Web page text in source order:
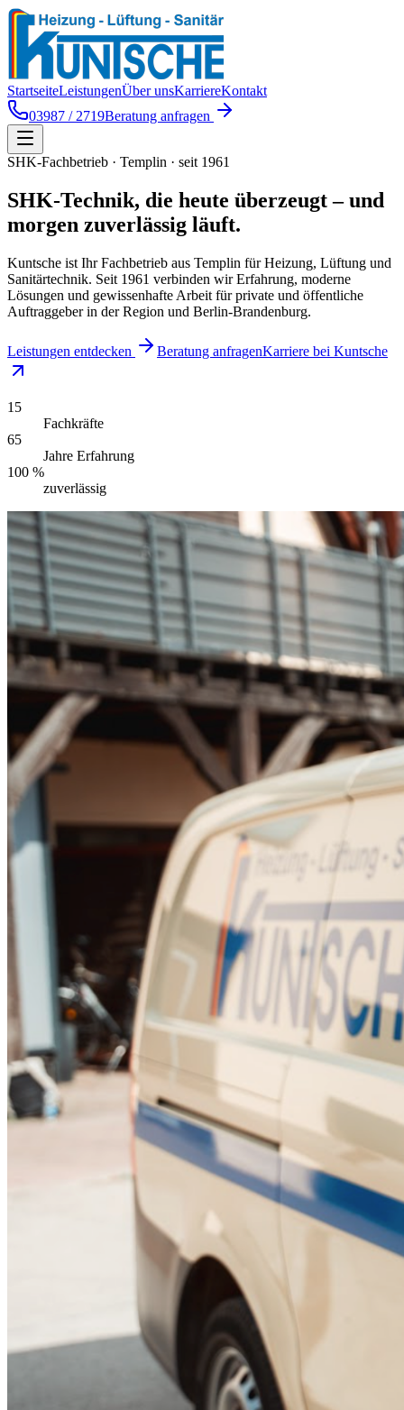
StartseiteLeistungenÜber unsKarriereKontakt
03987 / 2719Beratung anfragen
SHK-Fachbetrieb · Templin · seit 1961
SHK-Technik, die heute überzeugt – und
morgen zuverlässig läuft.
Kuntsche ist Ihr Fachbetrieb aus Templin für Heizung, Lüftung und
Sanitärtechnik. Seit 1961 verbinden wir Erfahrung, moderne
Lösungen und gewissenhafte Arbeit für private und öffentliche
Auftraggeber in der Region und Berlin-Brandenburg.
Leistungen entdecken Beratung anfragenKarriere bei Kuntsche
15
Fachkräfte
65
Jahre Erfahrung
100 %
zuverlässig